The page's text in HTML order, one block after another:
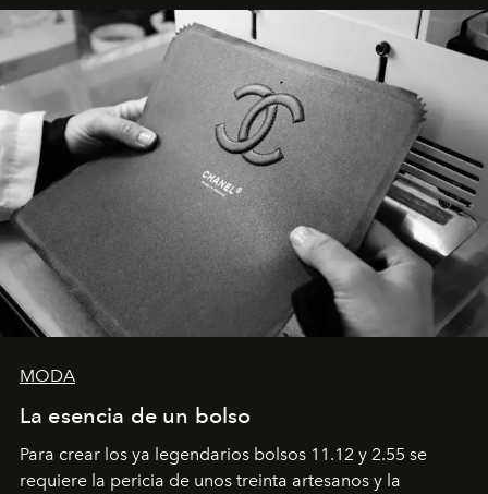
MODA
La esencia de un bolso
Para crear los ya legendarios bolsos 11.12 y 2.55 se
requiere la pericia de unos treinta artesanos y la